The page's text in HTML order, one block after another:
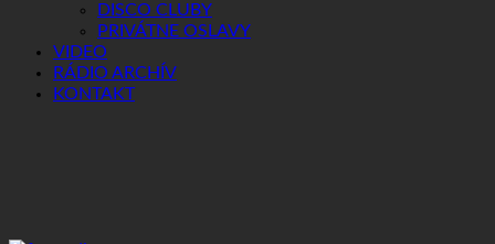
DISCO CLUBY
PRIVÁTNE OSLAVY
VIDEO
RÁDIO ARCHÍV
KONTAKT